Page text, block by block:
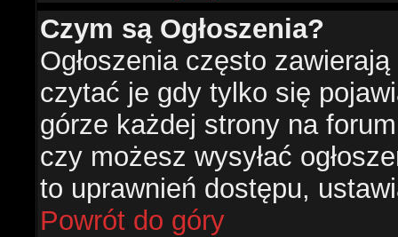
Czym są Ogłoszenia?
Ogłoszenia często
czytać je gdy tylko się
górze każdej strony na
czy możesz wysyłać
to uprawnień dostępu,
Powrót do góry